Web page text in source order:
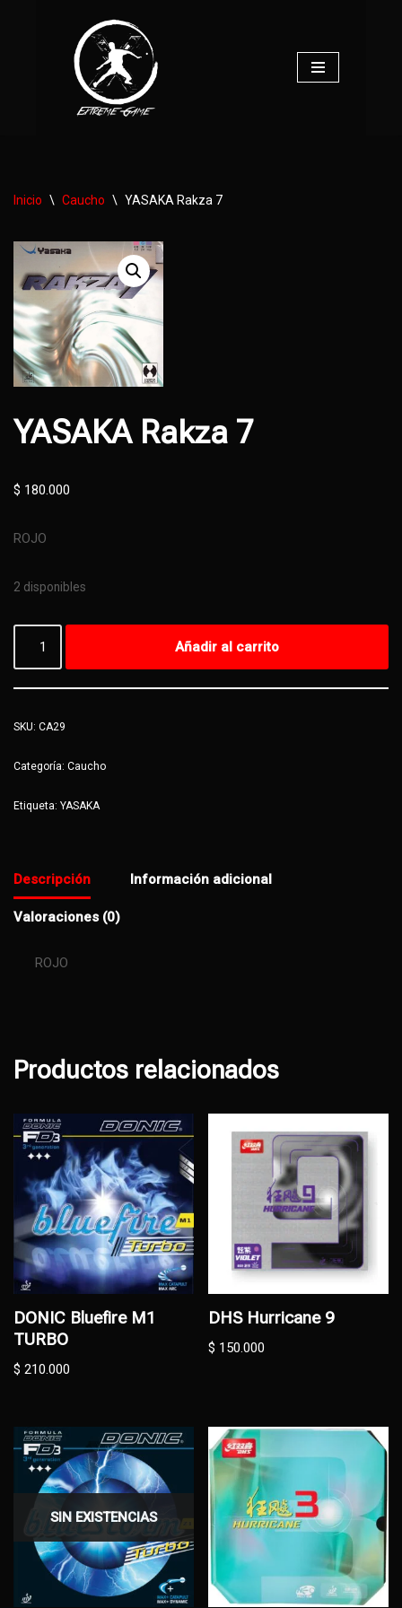
Inicio \ Caucho \ YASAKA Rakza 7
YASAKA Rakza 7
$ 180.000
ROJO
2 disponibles
Añadir al carrito
SKU: CA29
Categoría: Caucho
Etiqueta: YASAKA
Descripción Información adicional
Valoraciones (0)
ROJO
Productos relacionados
DONIC Bluefire M1
TURBO
$ 210.000
DHS Hurricane 9
$ 150.000
SIN EXISTENCIAS